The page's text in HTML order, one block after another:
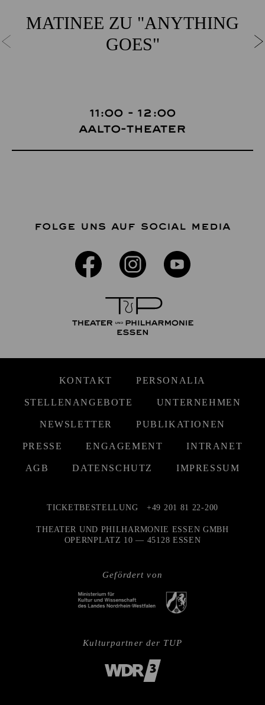
MATINEE ZU "ANYTHING
GOES"
11:00 - 12:00
Aalto-Theater
FOLGE UNS AUF SOCIAL MEDIA
KONTAKT PERSONALIA
STELLENANGEBOTE UNTERNEHMEN
NEWSLETTER PUBLIKATIONEN
PRESSE ENGAGEMENT INTRANET
AGB DATENSCHUTZ IMPRESSUM
Gefördert von
TICKETBESTELLUNG +49 201 81 22-200
THEATER UND PHILHARMONIE ESSEN GMBH
OPERNPLATZ 10 — 45128 ESSEN
Kulturpartner der TUP